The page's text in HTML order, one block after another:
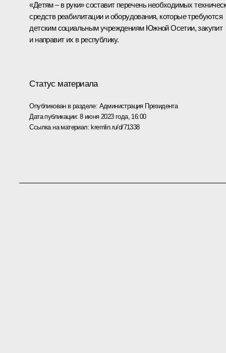
«Детям – в руки» составит перечень необходимых
средств реабилитации и оборудования, которые требуются
детским социальным учреждениям Южной Осетии, закупит
и направит их в республику.
Статус материала
Опубликован в разделе: Администрация Президента
Дата публикации:8 июня 2023 года, 16:00
Ссылка на материал:kremlin.ru/d/71338